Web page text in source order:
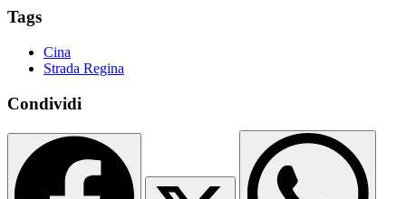
Tags
Cina
Strada Regina
Condividi